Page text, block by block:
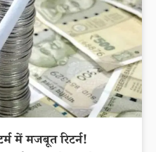
में मजबूत रिटर्न!